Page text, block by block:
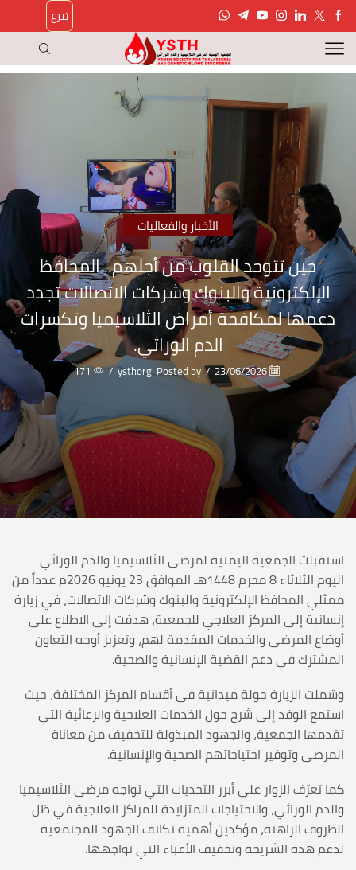
تبرع
الأخبار والفعاليات
حين تتوحد القلوب من أجلهم.. المحافظ
الإلكترونية والبنوك وشركات الاتصالات تجدد
دعمها لمكافحة أمراض الثلاسيميا وتكسرات
الدم الوراثي.
23/06/2026
/
Posted by
ysthorg
/
171
استقبلت الجمعية اليمنية لمرضى الثلاسيميا والدم الوراثي
اليوم الثلاثاء 8 محرم 1448هـ الموافق 23 يونيو 2026م عدداً من
ممثلي المحافظ الإلكترونية والبنوك وشركات الاتصالات، في زيارة
إنسانية إلى المركز العلاجي للجمعية، هدفت إلى الاطلاع على
أوضاع المرضى والخدمات المقدمة لهم، وتعزيز أوجه التعاون
المشترك في دعم القضية الإنسانية والصحية.
وشملت الزيارة جولة ميدانية في أقسام المركز المختلفة، حيث
استمع الوفد إلى شرح حول الخدمات العلاجية والرعائية التي
تقدمها الجمعية، والجهود المبذولة للتخفيف من معاناة
المرضى وتوفير احتياجاتهم الصحية والإنسانية.
كما تعرّف الزوار على أبرز التحديات التي تواجه مرضى الثلاسيميا
والدم الوراثي، والاحتياجات المتزايدة للمراكز العلاجية في ظل
الظروف الراهنة، مؤكدين أهمية تكاتف الجهود المجتمعية
لدعم هذه الشريحة وتخفيف الأعباء التي تواجهها.